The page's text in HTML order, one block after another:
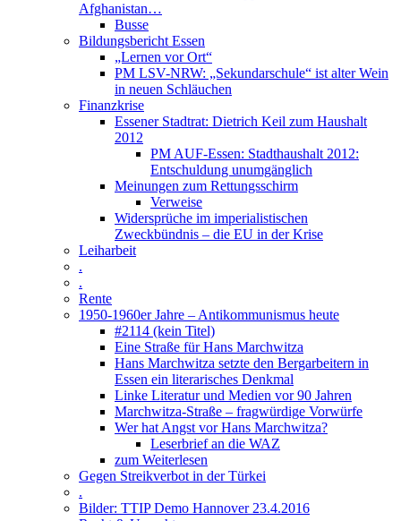
Afghanistan…
Busse
Bildungsbericht Essen
„Lernen vor Ort“
PM LSV-NRW: „Sekundarschule“ ist alter Wein
in neuen Schläuchen
Finanzkrise
Essener Stadtrat: Dietrich Keil zum Haushalt
2012
PM AUF-Essen: Stadthaushalt 2012:
Entschuldung unumgänglich
Meinungen zum Rettungsschirm
Verweise
Widersprüche im imperialistischen
Zweckbündnis – die EU in der Krise
Leiharbeit
.
.
Rente
1950-1960er Jahre – Antikommunismus heute
#2114 (kein Titel)
Eine Straße für Hans Marchwitza
Hans Marchwitza setzte den Bergarbeitern in
Essen ein literarisches Denkmal
Linke Literatur und Medien vor 90 Jahren
Marchwitza-Straße – fragwürdige Vorwürfe
Wer hat Angst vor Hans Marchwitza?
Leserbrief an die WAZ
zum Weiterlesen
Gegen Streikverbot in der Türkei
.
Bilder: TTIP Demo Hannover 23.4.2016